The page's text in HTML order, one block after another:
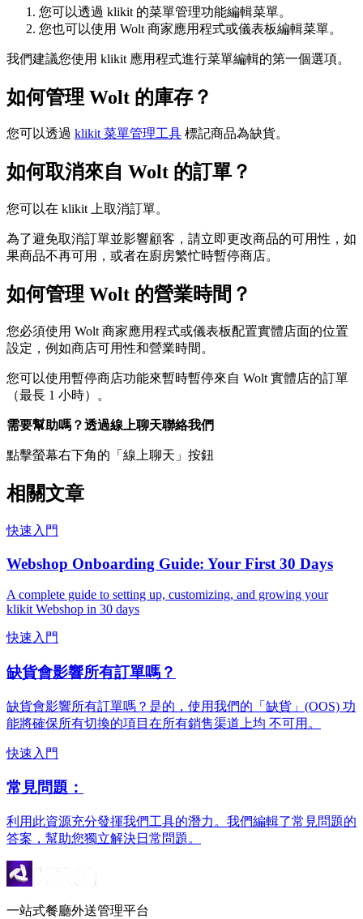
您可以透過 klikit 的菜單管理功能編輯菜單。
您也可以使用 Wolt 商家應用程式或儀表板編輯菜單。
我們建議您使用 klikit 應用程式進行菜單編輯的第一個選項。
如何管理 Wolt 的庫存？
您可以透過 klikit 菜單管理工具 標記商品為缺貨。
如何取消來自 Wolt 的訂單？
您可以在 klikit 上取消訂單。
為了避免取消訂單並影響顧客，請立即更改商品的可用性，如
果商品不再可用，或者在廚房繁忙時暫停商店。
如何管理 Wolt 的營業時間？
您必須使用 Wolt 商家應用程式或儀表板配置實體店面的位置
設定，例如商店可用性和營業時間。
您可以使用暫停商店功能來暫時暫停來自 Wolt 實體店的訂單
（最長 1 小時）。
需要幫助嗎？透過線上聊天聯絡我們
點擊螢幕右下角的「線上聊天」按鈕
相關文章
快速入門
Webshop Onboarding Guide: Your First 30 Days
A complete guide to setting up, customizing, and growing your
klikit Webshop in 30 days
快速入門
缺貨會影響所有訂單嗎？
缺貨會影響所有訂單嗎？是的，使用我們的「缺貨」(OOS) 功
能將確保所有切換的項目在所有銷售渠道上均 不可用。
快速入門
常見問題：
利用此資源充分發揮我們工具的潛力。我們編輯了常見問題的
答案，幫助您獨立解決日常問題。
一站式餐廳外送管理平台